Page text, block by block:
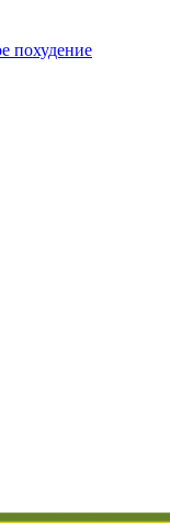
похудение